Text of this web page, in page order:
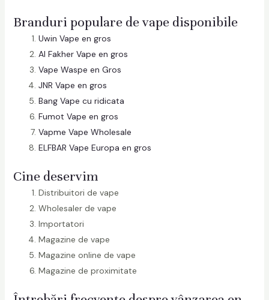
Branduri populare de vape disponibile
Uwin Vape en gros
Al Fakher Vape en gros
Vape Waspe en Gros
JNR Vape en gros
Bang Vape cu ridicata
Fumot Vape en gros
Vapme Vape Wholesale
ELFBAR Vape Europa en gros
Cine deservim
Distribuitori de vape
Wholesaler de vape
Importatori
Magazine de vape
Magazine online de vape
Magazine de proximitate